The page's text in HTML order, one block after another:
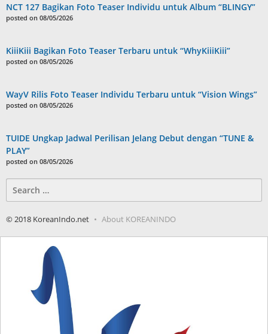
NCT 127 Bagikan Foto Teaser Individu untuk Album “BLINGY”
posted on 08/05/2026
KiiiKiii Bagikan Foto Teaser Terbaru untuk “WhyKiiiKiii”
posted on 08/05/2026
WayV Rilis Foto Teaser Individu Terbaru untuk “Vision Wings”
posted on 08/05/2026
TUIDE Ungkap Jadwal Perilisan Jelang Debut dengan “TUNE &
PLAY”
posted on 08/05/2026
for:
© 2018 KoreanIndo.net About KOREANINDO